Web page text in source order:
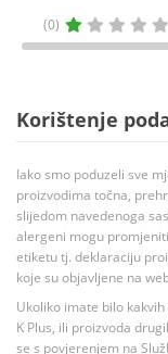
(0)
Korištenje
Iako smo poduzeli sve
proizvodima točna,
slijedom navedenoga
alergeni mogu
etiketu tj. deklaraciju
koje su objavljene na
Ukoliko imate bilo
K Plus, ili proizvoda
se s povjerenjem na